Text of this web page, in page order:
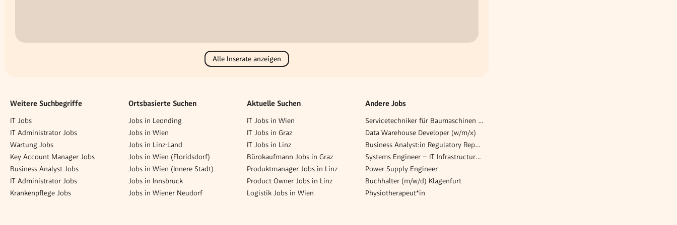
Alle Inserate anzeigen
Weitere Suchbegriffe
IT Jobs
IT Administrator Jobs
Wartung Jobs
Key Account Manager Jobs
Business Analyst Jobs
IT Administrator Jobs
Krankenpflege Jobs
Ortsbasierte Suchen
Jobs in Leonding
Jobs in Wien
Jobs in Linz-Land
Jobs in Wien (Floridsdorf)
Jobs in Wien (Innere Stadt)
Jobs in Innsbruck
Jobs in Wiener Neudorf
Aktuelle Suchen
IT Jobs in Wien
IT Jobs in Graz
IT Jobs in Linz
Bürokaufmann Jobs in Graz
Produktmanager Jobs in Linz
Product Owner Jobs in Linz
Logistik Jobs in Wien
Andere Jobs
Servicetechniker für Baumaschinen (w/m/x)
Data Warehouse Developer (w/m/x)
Business Analyst:in Regulatory Reporting (m/w/d)
Systems Engineer – IT Infrastructure & Security (w/m/x)
Power Supply Engineer
Buchhalter (m/w/d) Klagenfurt
Physiotherapeut*in